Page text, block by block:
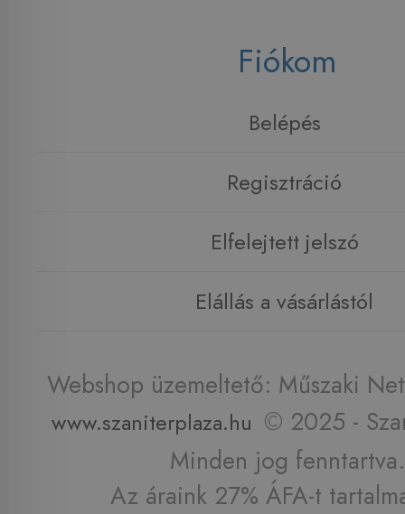
Fiókom
Belépés
Regisztráció
Elfelejtett jelszó
Elállás a vásárlástól
Webshop üzemeltető: Műszaki
www.szaniterplaza.hu © 2025 -
Minden jog fenntartva.
Az áraink 27% ÁFA-t